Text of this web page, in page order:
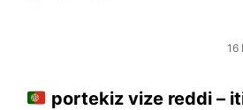
16
portekiz vize reddi –